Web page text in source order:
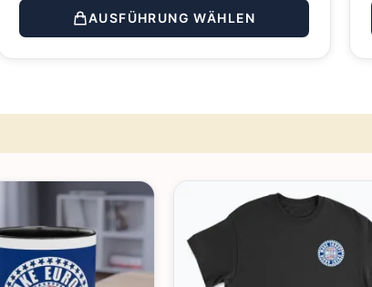
AUSFÜHRUNG WÄHLEN